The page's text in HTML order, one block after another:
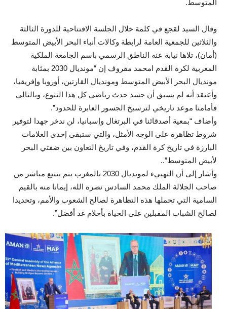
المتوسط.
وقال السيد لقجع في كلمة خلال الجلسة الافتتاحية للدورة الثالثة
والثلاثين للجمعية العامة لرابطة وكالات أنباء البحر الأبيض المتوسط
(أمان)، تلاها نيابة عنه الناطق الرسمي باسم الجامعة الملكية
المغربية لكرة القدم امحمد مقروف إن “مونديال 2030 بمثابة
مونديال البحر الأبيض المتوسط ومونديال القارتين، أوروبا وإفريقيا،
وأعتقد أنه لم يسبق أن جسد حدث رياضي كل هذا التنوع، وبالتالي
فأمامنا موعد تاريخي لترسيخ الجسور العابرة للحدود”.
وأضاف “بمعية أصدقائنا في البرتغال وإسبانيا، لن ندخر جهدا لتوفير
شروط تظاهرة على الوجه الأمثل، والتي ستبقى إحدى العلامات
البارزة في تاريخ كرة القدم، وفي تاريخ التعاون بين ضفتي البحر
لأبيض المتوسط”..
وأشار إلى أن التهييء لمونديال 2030 بالمغرب يتم بتتبع مباشر من
صاحب الجلالة الملك محمد السادس نصره الله، إيمانا منه بالقيم
السامية التي تحملها هذه التظاهرة لصالح الشعوب والأمم، وتحديدا
لصالح الشباب المقبلين على الحياة بأحلام غد أفضل”.